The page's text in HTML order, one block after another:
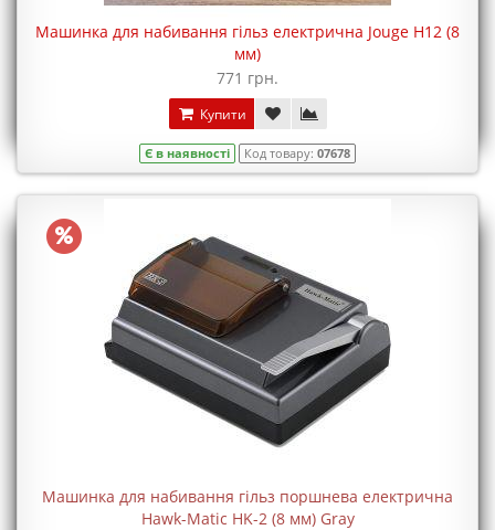
Машинка для набивання гільз електрична Jouge H12 (8
мм)
771 грн.
Купити
Є в наявності Код товару: 07678
Машинка для набивання гільз поршнева електрична
Hawk-Matic HK-2 (8 мм) Gray